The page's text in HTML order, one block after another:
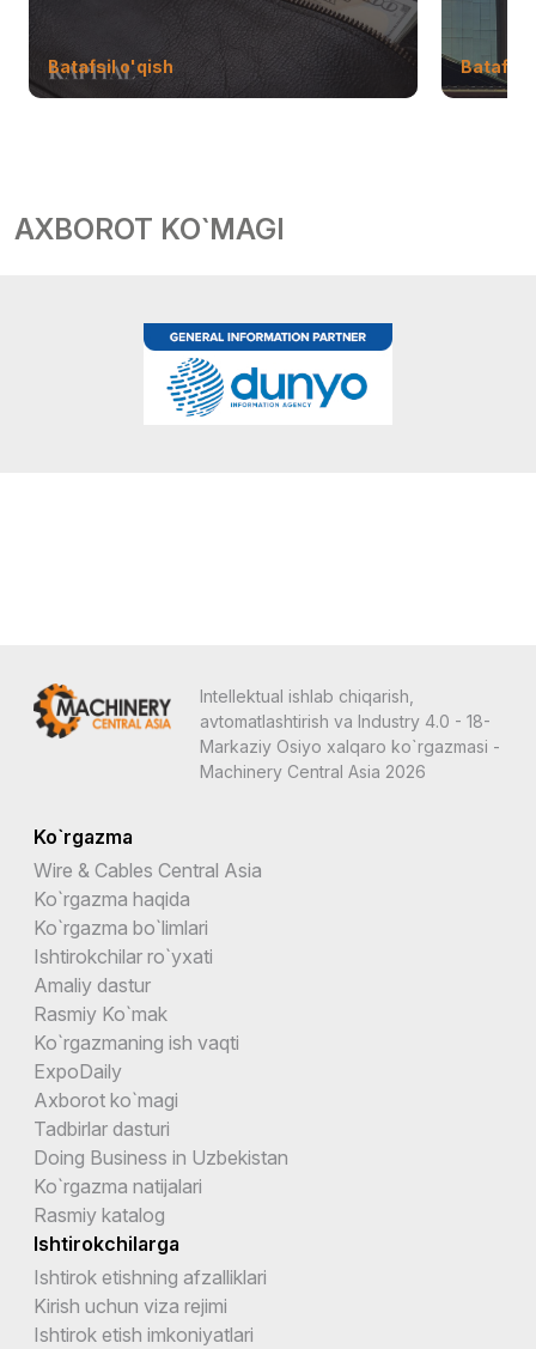
Batafsil o'qish Batafsil
AXBOROT KO`MAGI
Intellektual ishlab chiqarish,
avtomatlashtirish va Industry 4.0 - 18-
Markaziy Osiyo xalqaro ko`rgazmasi -
Machinery Central Asia 2026
Ko`rgazma
Wire & Cables Central Asia
Ko`rgazma haqida
Ko`rgazma bo`limlari
Ishtirokchilar ro`yxati
Amaliy dastur
Rasmiy Ko`mak
Ko`rgazmaning ish vaqti
ExpoDaily
Axborot ko`magi
Tadbirlar dasturi
Doing Business in Uzbekistan
Ko`rgazma natijalari
Rasmiy katalog
Ishtirokchilarga
Ishtirok etishning afzalliklari
Kirish uchun viza rejimi
Ishtirok etish imkoniyatlari